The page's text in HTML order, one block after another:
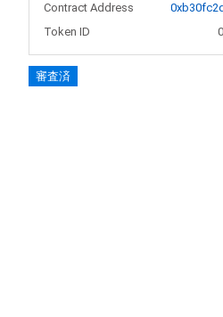
Contract Address
Token ID
審査済